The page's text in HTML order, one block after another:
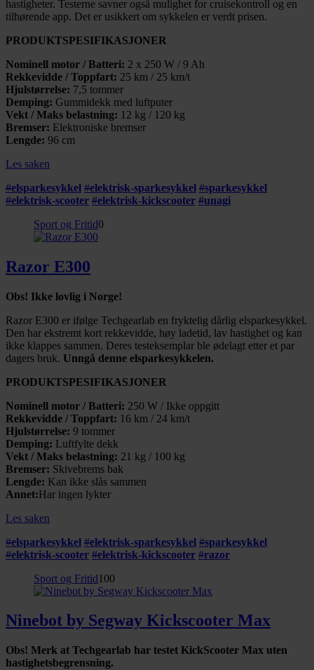
hastigheter. Testerne savner også mulighet for cruisekontroll og en
tilhørende app. Det er usikkert om sykkelen er verdt prisen.
PRODUKTSPESIFIKASJONER
Nominell motor / Batteri: 2 x 250 W / 9 Ah
Rekkevidde / Toppfart: 25 km / 25 km/t
Hjulstørrelse: 7,5 tommer
Demping: Gummidekk med luftputer
Vekt / Maks belastning: 12 kg / 120 kg
Bremser: Elektroniske bremser
Lengde: 96 cm
Les saken
#elsparkesykkel #elektrisk-sparkesykkel #sparkesykkel
#elektrisk-scooter #elektrisk-kickscooter #unagi
Sport og Fritid0
Razor E300
Obs! Ikke lovlig i Norge!
Razor E300 er ifølge Techgearlab en fryktelig dårlig elsparkesykkel.
Den har ekstremt kort rekkevidde, høy ladetid, lav hastighet og kan
ikke klappes sammen. Deres testeksemplar ble ødelagt etter et par
dagers bruk. Unngå denne elsparkesykkelen.
PRODUKTSPESIFIKASJONER
Nominell motor / Batteri: 250 W / Ikke oppgitt
Rekkevidde / Toppfart: 16 km / 24 km/t
Hjulstørrelse: 9 tommer
Demping: Luftfylte dekk
Vekt / Maks belastning: 21 kg / 100 kg
Bremser: Skivebrems bak
Lengde: Kan ikke slås sammen
Annet:Har ingen lykter
Les saken
#elsparkesykkel #elektrisk-sparkesykkel #sparkesykkel
#elektrisk-scooter #elektrisk-kickscooter #razor
Sport og Fritid100
Ninebot by Segway Kickscooter Max
Obs! Merk at Techgearlab har testet KickScooter Max uten
hastighetsbegrensning.